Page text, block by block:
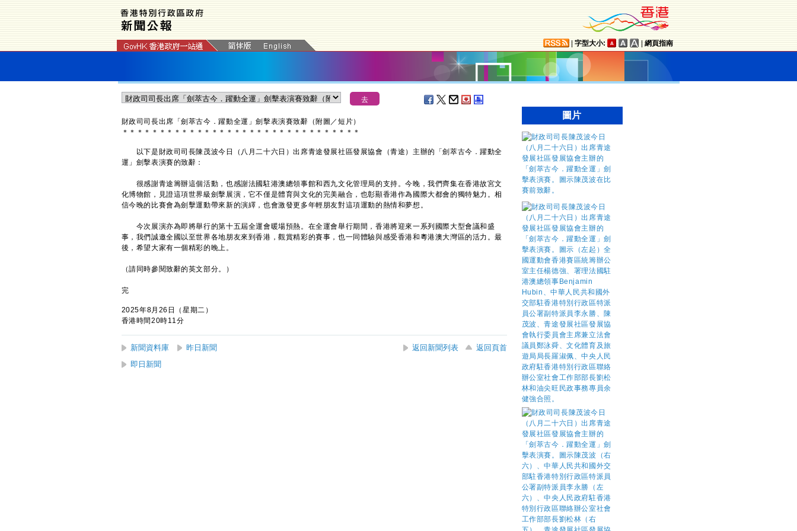
字型大小: 網頁指南
​財政司司長出席「劍萃古今．躍動全運」劍擊表演賽致辭（附圖／短片）
＊ ＊ ＊ ＊ ＊ ＊ ＊ ＊ ＊ ＊ ＊ ＊ ＊ ＊ ＊ ＊ ＊ ＊ ＊ ＊ ＊ ＊ ＊ ＊ ＊ ＊ ＊ ＊ ＊ ＊ ＊ ＊
以下是財政司司長陳茂波今日（八月二十六日）出席青途發展社區發展協會（青途）主辦的「劍萃古今．躍動全
運」劍擊表演賽的致辭：
很感謝青途籌辦這個活動，也感謝法國駐港澳總領事館和西九文化管理局的支持。今晚，我們齊集在香港故宮文
化博物館，見證這項世界級劍擊展演，它不僅是體育與文化的完美融合，也彰顯香港作為國際大都會的獨特魅力。相
信今晚的比賽會為劍擊運動帶來新的演繹，也會激發更多年輕朋友對這項運動的熱情和夢想。
今次展演亦為即將舉行的第十五屆全運會暖場預熱。在全運會舉行期間，香港將迎來一系列國際大型會議和盛
事，我們誠邀全國以至世界各地朋友來到香港，觀賞精彩的賽事，也一同體驗與感受香港和粵港澳大灣區的活力。最
後，希望大家有一個精彩的晚上。
（請同時參閱致辭的英文部分。）
完
2025年8月26日（星期二）
香港時間20時11分
新聞資料庫 昨日新聞 返回新聞列表
返回頁首
即日新聞
圖片